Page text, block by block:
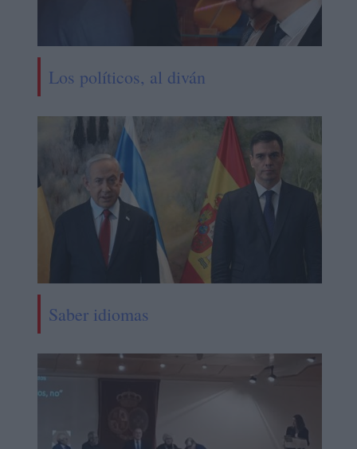
Los políticos, al diván
Saber idiomas